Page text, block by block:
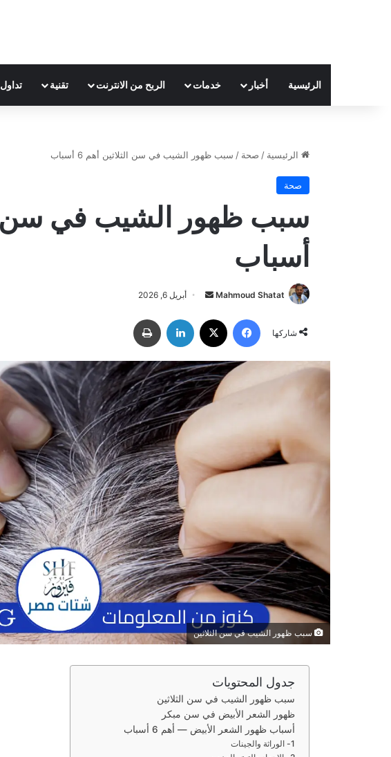
الرئيسية أخبار خدمات الربح من الانترنت تقنية تداول
الرئيسية / صحة / سبب ظهور الشيب في سن الثلاثين أهم 6 أسباب
صحة
أسباب
Mahmoud Shatat
س
ل
ب
ر
ي
د
ل
ك
ن
ي
ا
أبريل 6, 2026
شاركها
سبب ظهور الشيب في سن الثلاثين
جدول المحتويات
سبب ظهور الشيب في سن الثلاثين
ظهور الشعر الأبيض في سن مبكر
أسباب ظهور الشعر الأبيض — أهم 6 أسباب
1- الوراثة والجينات